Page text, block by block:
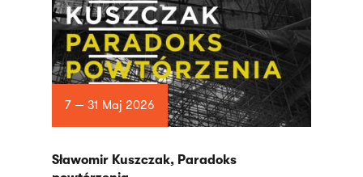
7 — 31 Maj 2026
Sławomir Kuszczak, Paradoks